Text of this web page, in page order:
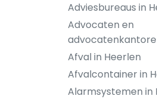
Adviesbureaus in
Advocaten en
Afval in Heerlen
Afvalcontainer in
Alarmsystemen in